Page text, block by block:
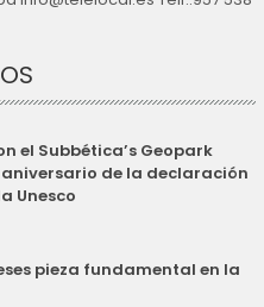
el Subbética’s Geopark
aniversario de la declaración
Unesco
pieza fundamental en la